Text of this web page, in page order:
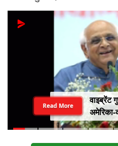
वाइब्रेंट
अमेरिका-
संभालेंगे
Read More